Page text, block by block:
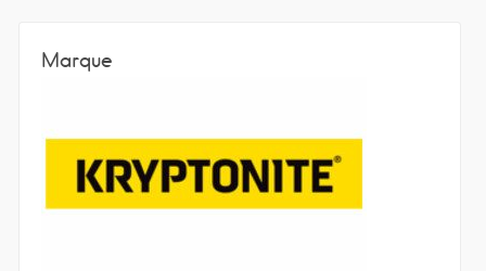
Marque